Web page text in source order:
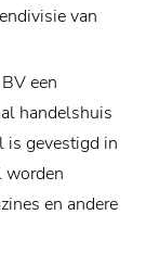
van
een
handelshuis
is gevestigd in
worden
en andere